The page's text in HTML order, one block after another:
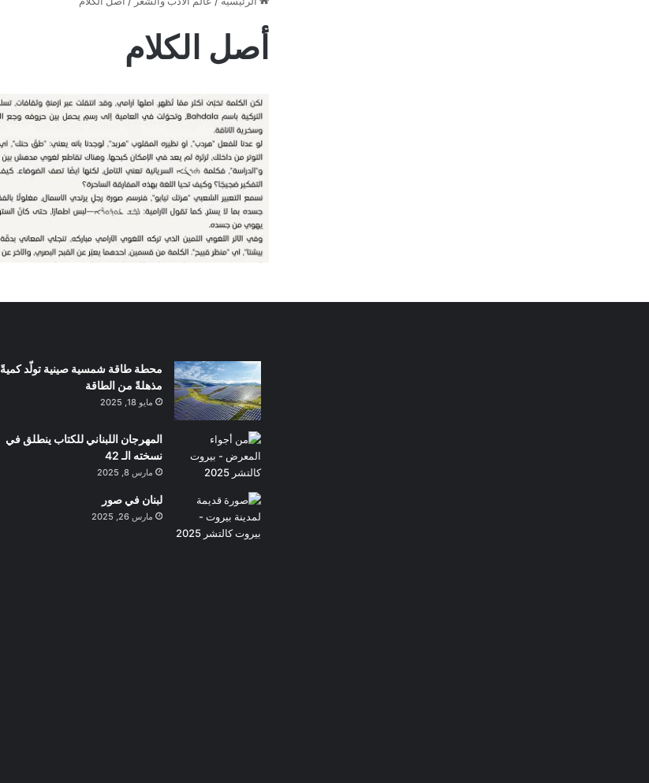
أصل الكلام
محطة طاقة شمسية صينية تولّد كميةً
مذهلةً من الطاقة
مايو 18, 2025
المهرجان اللبناني للكتاب ينطلق في
نسخته الـ 42
مارس 8, 2025
لبنان في صور
مارس 26, 2025